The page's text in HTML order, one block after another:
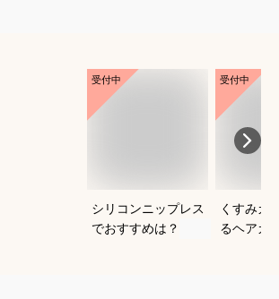
受付中
シリコンニップレス
でおすすめは？
受付中
くすみカ
るヘアカ